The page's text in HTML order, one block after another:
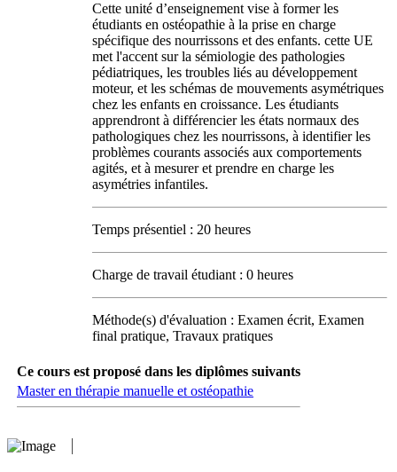
Cette unité d’enseignement vise à former les
étudiants en ostéopathie à la prise en charge
spécifique des nourrissons et des enfants. cette UE
met l'accent sur la sémiologie des pathologies
pédiatriques, les troubles liés au développement
moteur, et les schémas de mouvements asymétriques
chez les enfants en croissance. Les étudiants
apprendront à différencier les états normaux des
pathologiques chez les nourrissons, à identifier les
problèmes courants associés aux comportements
agités, et à mesurer et prendre en charge les
asymétries infantiles.
Temps présentiel : 20 heures
Charge de travail étudiant : 0 heures
Méthode(s) d'évaluation : Examen écrit, Examen
final pratique, Travaux pratiques
Ce cours est proposé dans les diplômes suivants
Master en thérapie manuelle et ostéopathie